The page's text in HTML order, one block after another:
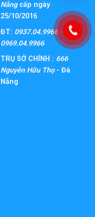
Nẵngcấp ngày
25/10/2016
ĐT: 0937.04.9966 -
0969.04.9966
TRỤ SỞ CHÍNH : 666
Nguyễn Hữu Thọ- Đà
Nẵng